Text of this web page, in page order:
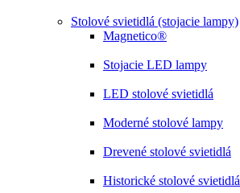
Stolové svietidlá (stojacie lampy)
Magnetico®
Stojacie LED lampy
LED stolové svietidlá
Moderné stolové lampy
Drevené stolové svietidlá
Historické stolové svietidlá